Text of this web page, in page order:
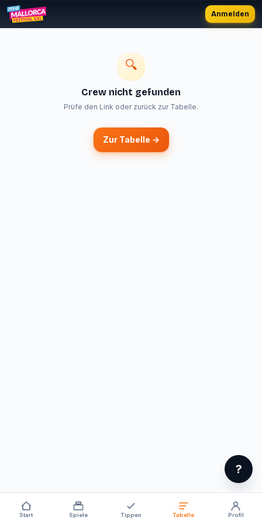
Anmelden
🔍
Crew nicht gefunden
Prüfe den Link oder zurück zur Tabelle.
Zur Tabelle →
Start Spiele Tippen Tabelle Profil
?